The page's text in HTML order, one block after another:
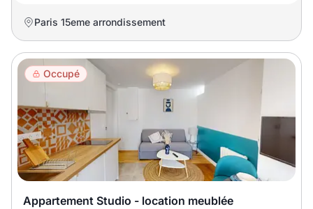
Paris 15eme arrondissement
Occupé
Appartement Studio - location meublée